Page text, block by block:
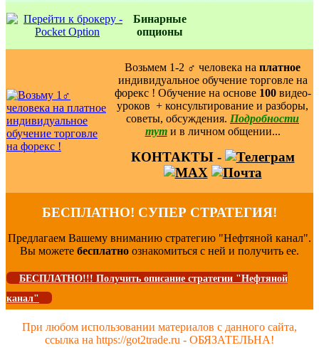
Бинаpные
oпционы
Возьмем 1-2 ‍♂️ человека на платное
индивидуальное обучение торговле на
форекс ! Обучение на основе 100видео-
уроков ️ + консультирование и разборы,
советы, обсуждения. Подробности
тут и в личном общении...
КОНТАКТЫ -
БЕСПЛАТНО! СУПЕР СТРАТЕГИЯ!
Предлагаем Вашему вниманию стратегию "Нефтяной канал".
Вы можете бесплатно ознакомиться с ней и получить ее.
БЕСПЛАТНО!!! Получить описание стратегии "Нефтяной
канал"
При любом использовании материалов с данного сайта,
ссылка на https://got2trade.ru - ОБЯЗАТЕЛЬНА!